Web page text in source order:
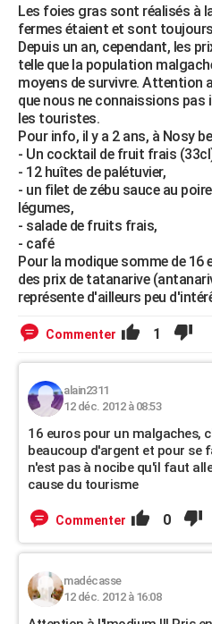
Les foies gras sont réalisés à
fermes étaient et sont
Depuis un an, cependant, les
telle que la population
moyens de survivre. Attention
que nous ne connaissions pas
les touristes.
Pour info, il y a 2 ans, à Nosy
- Un cocktail de fruit frais
- 12 huîtes de palétuvier,
- un filet de zébu sauce au
légumes,
- salade de fruits frais,
- café
Pour la modique somme de 16
des prix de tatanarive
représente d'ailleurs peu
Commenter 1
alain2311
12 déc. 2012 à 08:53
16 euros pour un malgaches,
beaucoup d'argent et pour se
n'est pas à nocibe qu'il faut
cause du tourisme
Commenter 0
madécasse
12 déc. 2012 à 16:08